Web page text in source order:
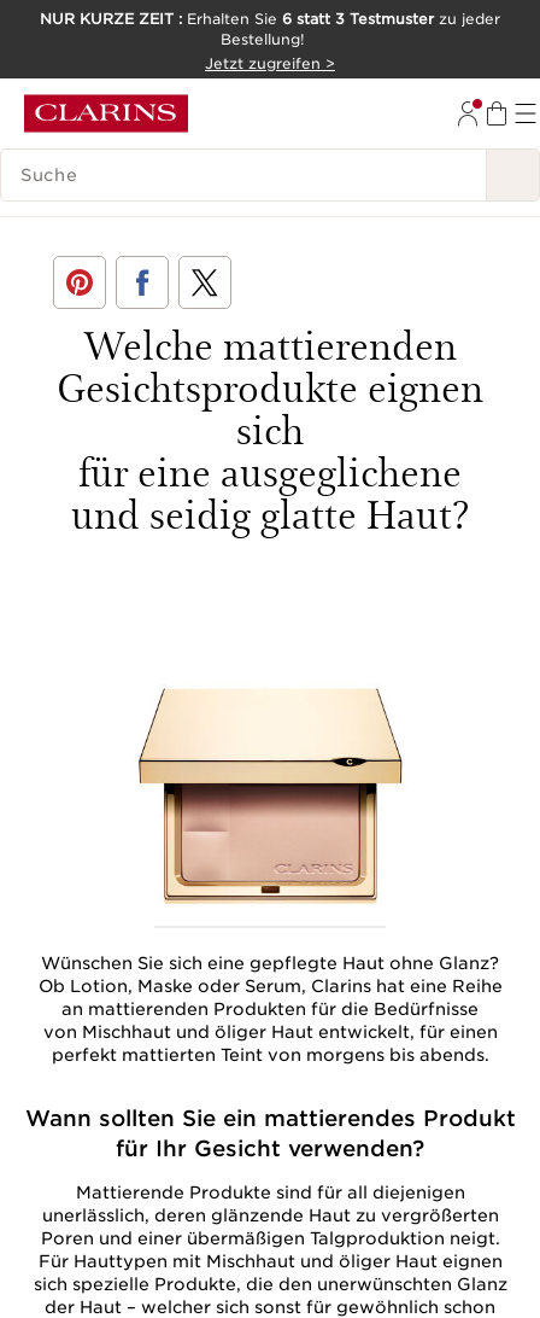
NUR KURZE ZEIT : Erhalten Sie 6 statt 3 Testmusterzu jeder
Bestellung!
Jetzt zugreifen >
LEGENDE SUCHEN
< Zurück
Welche mattierenden
Gesichtsprodukte eignen
sich
für eine ausgeglichene
und seidig glatte Haut?
Wünschen Sie sich eine gepflegte Haut ohne Glanz?
Ob Lotion, Maske oder Serum, Clarins hat eine Reihe
an mattierenden Produkten für die Bedürfnisse
von Mischhaut und öliger Haut entwickelt, für einen
perfekt mattierten Teint von morgens bis abends.
Wann sollten Sie ein mattierendes Produkt
für Ihr Gesicht verwenden?
Mattierende Produkte sind für all diejenigen
unerlässlich, deren glänzende Haut zu vergrößerten
Poren und einer übermäßigen Talgproduktion neigt.
Für Hauttypen mit Mischhaut und öliger Haut eignen
sich spezielle Produkte, die den unerwünschten Glanz
der Haut – welcher sich sonst für gewöhnlich schon